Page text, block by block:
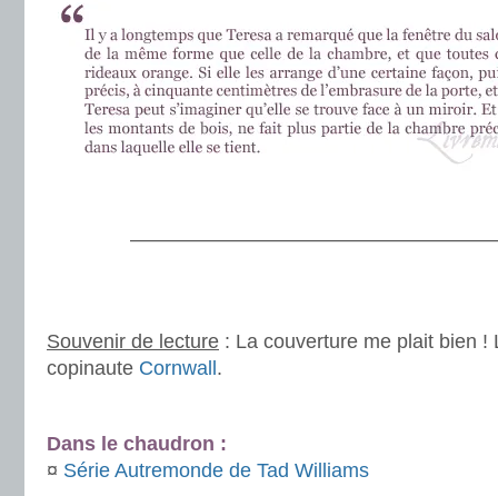
Souvenir de lecture : La couverture me plait bien !
copinaute Cornwall .
Dans le chaudron :
¤ Série Autremonde de Tad Williams